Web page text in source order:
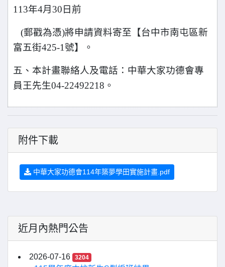
113年4月30日前
(郵戳為憑)將申請資料寄至【台中市南屯區新
富五街425-1號】。
五、本計畫聯絡人及電話：中華大家功德會專
員王先生04-22492218。
附件下載
中華大家功德會114年築夢學田實施計畫.pdf
近月內熱門公告
2026-07-16 3204